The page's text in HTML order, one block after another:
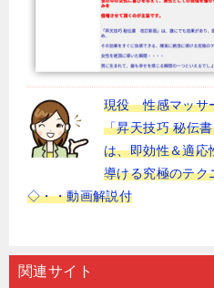
現役 性感マッサ
「昇天技巧 秘伝
は、即効性＆適応
導ける究極のテ
◇・・動画解説付
関連サイト